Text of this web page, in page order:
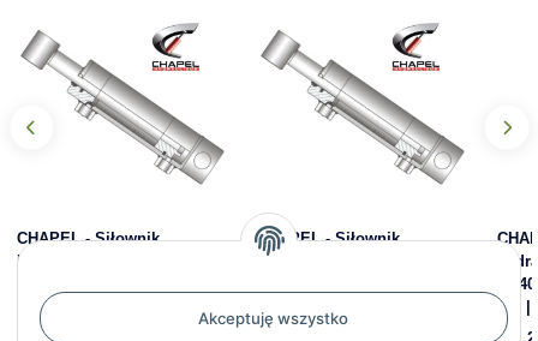
Akceptuję wszystko
CHAPEL - Siłownik
hydrauliczny dwustronny
bar | 701/2
CHAPEL - Siłownik
hydrauliczny dwustronny
25/
bar |